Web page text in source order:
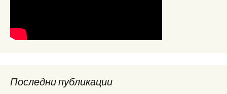
Последни публикации